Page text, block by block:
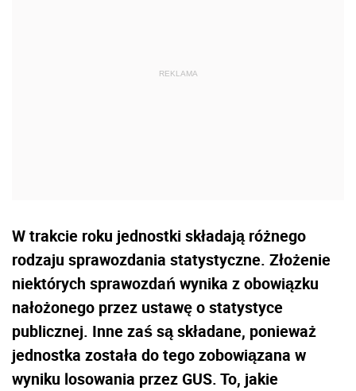
W trakcie roku jednostki składają różnego
rodzaju sprawozdania statystyczne. Złożenie
niektórych sprawozdań wynika z obowiązku
nałożonego przez ustawę o statystyce
publicznej. Inne zaś są składane, ponieważ
jednostka została do tego zobowiązana w
wyniku losowania przez GUS. To, jakie